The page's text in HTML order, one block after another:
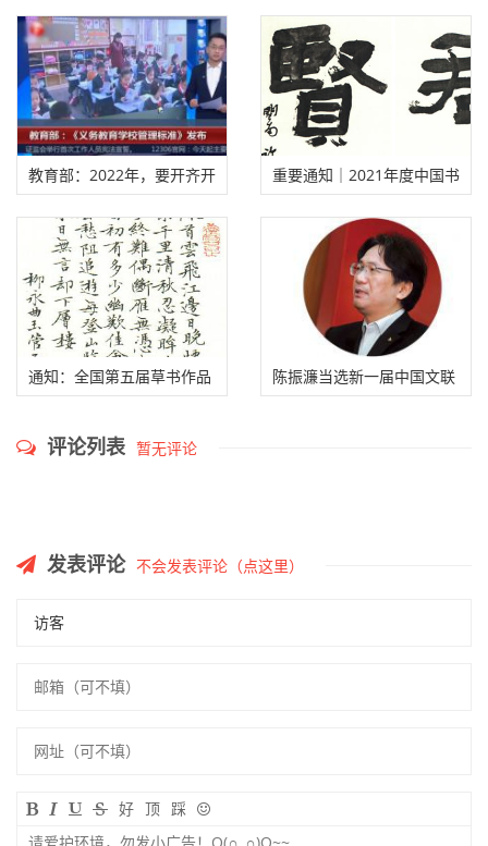
理事会名单
会副主席，被抓了！
教育部：2022年，要开齐开
足书法课！
重要通知｜2021年度中国书
协会员入会申报工作已经启
通知：全国第五届草书作品
陈振濂当选新一届中国文联
评论列表 暂无评论
发表评论 不会发表评论（点这里）
好 顶 踩